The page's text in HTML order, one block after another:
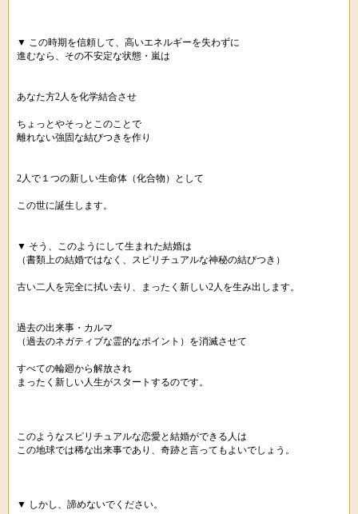
▼ この時期を信頼して、高いエネルギーを失わずに
進むなら、その不安定な状態・嵐は
あなた方2人を化学結合させ
ちょっとやそっとこのことで
離れない強固な結びつきを作り
2人で１つの新しい生命体（化合物）として
この世に誕生します。
▼ そう、このようにして生まれた結婚は
（書類上の結婚ではなく、スピリチュアルな神秘の結びつき）
古い二人を完全に拭い去り、まったく新しい2人を生み出します。
過去の出来事・カルマ
（過去のネガティブな霊的なポイント）を消滅させて
すべての輪廻から解放され
まったく新しい人生がスタートするのです。
このようなスピリチュアルな恋愛と結婚ができる人は
この地球では稀な出来事であり、奇跡と言ってもよいでしょう。
▼ しかし、諦めないでください。